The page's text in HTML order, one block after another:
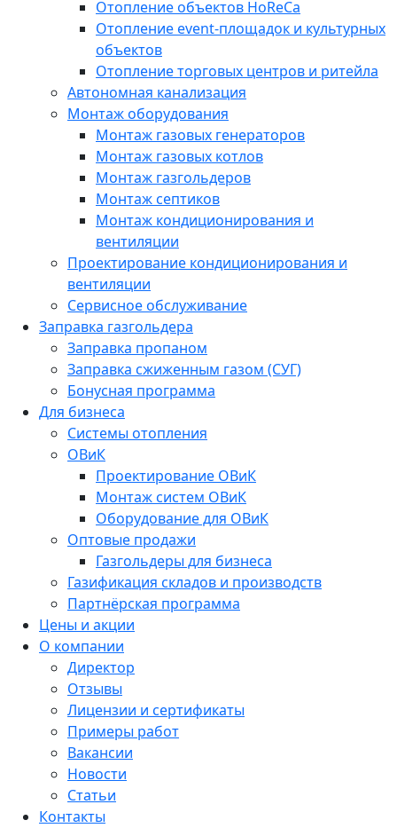
Отопление объектов HoReCa
Отопление event-площадок и культурных
объектов
Отопление торговых центров и ритейла
Автономная канализация
Монтаж оборудования
Монтаж газовых генераторов
Монтаж газовых котлов
Монтаж газгольдеров
Монтаж септиков
Монтаж кондиционирования и
вентиляции
Проектирование кондиционирования и
вентиляции
Сервисное обслуживание
Заправка газгольдера
Заправка пропаном
Заправка сжиженным газом (СУГ)
Бонусная программа
Для бизнеса
Системы отопления
ОВиК
Проектирование ОВиК
Монтаж систем ОВиК
Оборудование для ОВиК
Оптовые продажи
Газгольдеры для бизнеса
Газификация складов и производств
Партнёрская программа
Цены и акции
О компании
Директор
Отзывы
Лицензии и сертификаты
Примеры работ
Вакансии
Новости
Статьи
Контакты